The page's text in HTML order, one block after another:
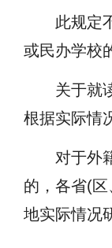
此规定不
或民办学校
关于就读
根据实际情
对于外籍
的，各省(
地实际情况